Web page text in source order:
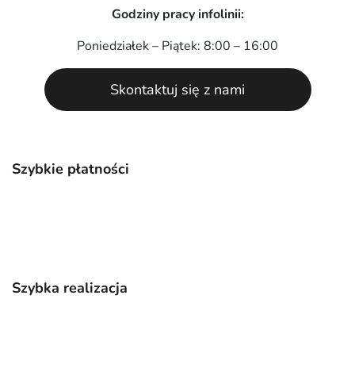
Szybkie płatności
Szybka realizacja
Godziny pracy infolinii:
Poniedziałek – Piątek: 8:00 – 16:00
Skontaktuj się z nami